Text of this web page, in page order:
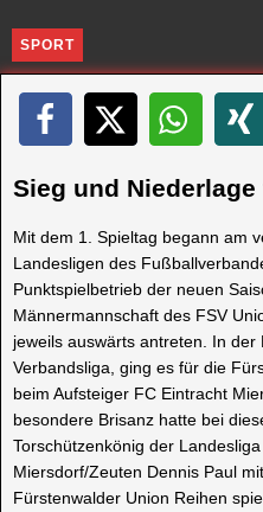
SPORT
Sieg und Niederlage
Mit dem 1. Spieltag begann am
Landesligen des
Punktspielbetrieb der neuen
Männermannschaft des FSV
jeweils auswärts antreten. In
Verbandsliga, ging es für die
beim Aufsteiger FC Eintracht
besondere Brisanz hatte bei
Torschützenkönig der
Miersdorf/Zeuten Dennis Paul
Fürstenwalder Union Reihen